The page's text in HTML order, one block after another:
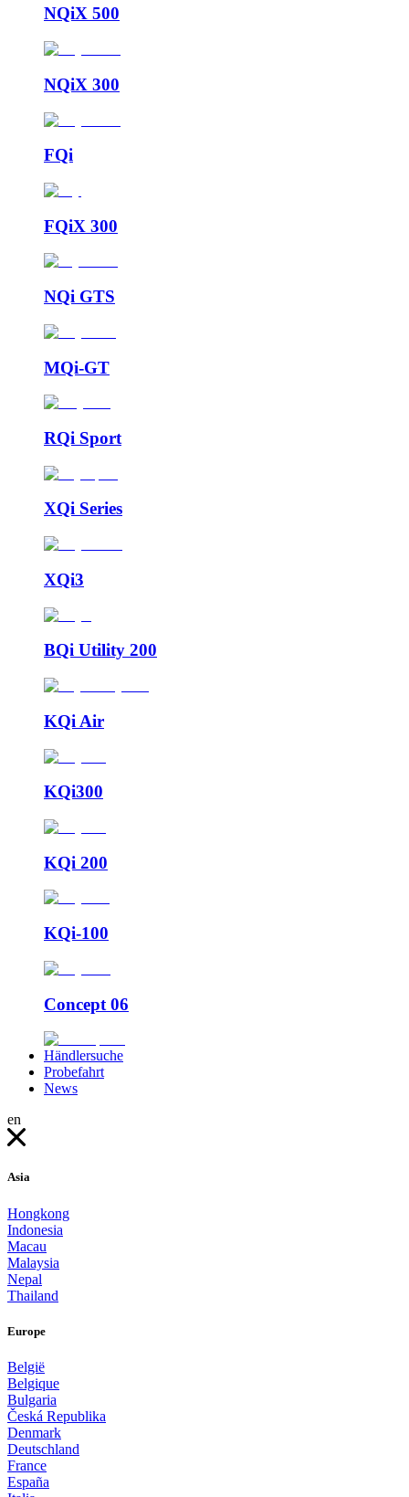
NQiX 500
NQiX 300
FQi
FQiX 300
NQi GTS
MQi-GT
RQi Sport
XQi Series
XQi3
BQi Utility 200
KQi Air
KQi300
KQi 200
KQi-100
Concept 06
Händlersuche
Probefahrt
News
en
Asia
Hongkong
Indonesia
Macau
Malaysia
Nepal
Thailand
Europe
België
Belgique
Bulgaria
Česká Republika
Denmark
Deutschland
France
España